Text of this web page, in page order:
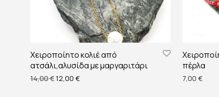
Χειροποίητο κολιέ από
ατσάλι,αλυσίδα με μαργαριτάρι
14,00€Original price was: 14,00 €.
12,00 €Η τρέχουσα τιμή είναι: 12,00 €.
πέρλα
7,00 €